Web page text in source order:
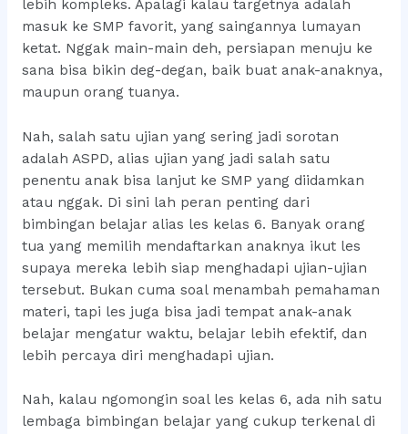
lebih kompleks. Apalagi kalau targetnya adalah
masuk ke SMP favorit, yang saingannya lumayan
ketat. Nggak main-main deh, persiapan menuju ke
sana bisa bikin deg-degan, baik buat anak-anaknya,
maupun orang tuanya.
Nah, salah satu ujian yang sering jadi sorotan
adalah ASPD, alias ujian yang jadi salah satu
penentu anak bisa lanjut ke SMP yang diidamkan
atau nggak. Di sini lah peran penting dari
bimbingan belajar alias les kelas 6. Banyak orang
tua yang memilih mendaftarkan anaknya ikut les
supaya mereka lebih siap menghadapi ujian-ujian
tersebut. Bukan cuma soal menambah pemahaman
materi, tapi les juga bisa jadi tempat anak-anak
belajar mengatur waktu, belajar lebih efektif, dan
lebih percaya diri menghadapi ujian.
Nah, kalau ngomongin soal les kelas 6, ada nih satu
lembaga bimbingan belajar yang cukup terkenal di